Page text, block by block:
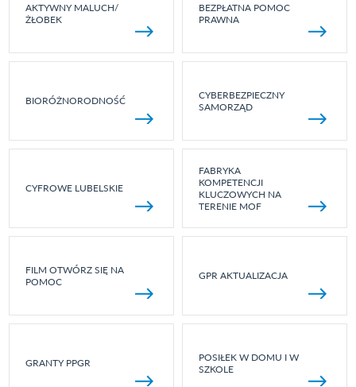
AKTYWNY MALUCH/
ŻŁOBEK
BEZPŁATNA POMOC
PRAWNA
BIORÓŻNORODNOŚĆ
CYBERBEZPIECZNY
SAMORZĄD
CYFROWE LUBELSKIE
FABRYKA
KOMPETENCJI
KLUCZOWYCH NA
TERENIE MOF
FILM OTWÓRZ SIĘ NA
POMOC
GPR AKTUALIZACJA
GRANTY PPGR
POSIŁEK W DOMU I W
SZKOLE